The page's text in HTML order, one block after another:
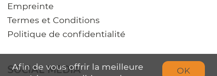
Empreinte
Termes et Conditions
Politique de confidentialité
SOCIAL MEDIA OK
Afin de vous offrir la meilleure